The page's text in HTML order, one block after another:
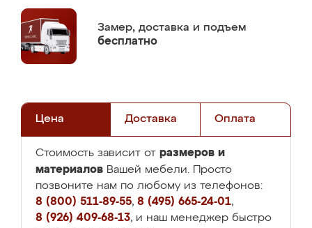
Замер, доставка и подъем
бесплатно
Цена Доставка Оплата
Стоимость зависит от размеров и
материалов Вашей мебели. Просто
позвоните нам по любому из телефонов:
8 (800) 511-89-55, 8 (495) 665-24-01,
8 (926) 409-68-13, и наш менеджер быстро